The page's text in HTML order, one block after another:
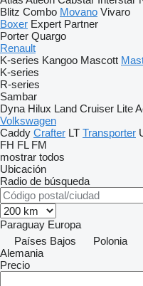
Blitz Combo Movano Vivaro
Boxer Expert Partner
Porter Quargo
Renault
K-series Kangoo Mascott
K-series
R-series
Sambar
Dyna Hilux Land Cruiser Lite
Volkswagen
Caddy Crafter LT Transporter
FH FL FM
mostrar todos
Ubicación
Radio de búsqueda
Paraguay Europa
Países Bajos
Polonia
Alemania
Precio